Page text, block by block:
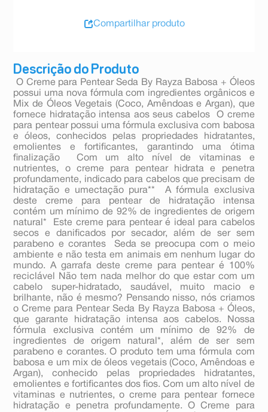
Descrição do Produto
 O Creme para Pentear Seda By Rayza Babosa + Óleos
possui uma nova fórmula com ingredientes orgânicos e
Mix de Óleos Vegetais (Coco, Amêndoas e Argan), que
fornece hidratação intensa aos seus cabelos  O creme
para pentear possui uma fórmula exclusiva com babosa
e óleos, conhecidos pelas propriedades hidratantes,
emolientes e fortificantes, garantindo uma ótima
finalização  Com um alto nível de vitaminas e
nutrientes, o creme para pentear hidrata e penetra
profundamente, indicado para cabelos que precisam de
hidratação e umectação pura**  A fórmula exclusiva
deste creme para pentear de hidratação intensa
contém um mínimo de 92% de ingredientes de origem
natural*  Este creme para pentear é ideal para cabelos
secos e danificados por secador, além de ser sem
parabeno e corantes  Seda se preocupa com o meio
ambiente e não testa em animais em nenhum lugar do
mundo. A garrafa deste creme para pentear é 100%
reciclável Não tem nada melhor do que estar com um
cabelo super-hidratado, saudável, muito macio e
brilhante, não é mesmo? Pensando nisso, nós criamos
o Creme para Pentear Seda By Rayza Babosa + Óleos,
que garante hidratação intensa aos cabelos. Nossa
fórmula exclusiva contém um mínimo de 92% de
ingredientes de origem natural*, além de ser sem
parabeno e corantes. O produto tem uma fórmula com
babosa e um mix de óleos vegetais (Coco, Amêndoas e
Argan), conhecido pelas propriedades hidratantes,
emolientes e fortificantes dos fios. Com um alto nível de
vitaminas e nutrientes, o creme para pentear fornece
hidratação e penetra profundamente. O Creme para
Compartilhar produto